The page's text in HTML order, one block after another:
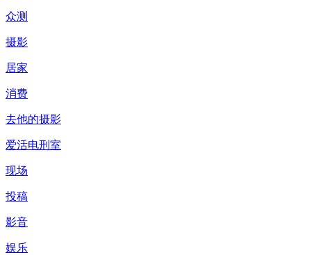
众测
摄影
居家
消费
去他的摄影
爱活电刑室
现场
投稿
影音
娱乐